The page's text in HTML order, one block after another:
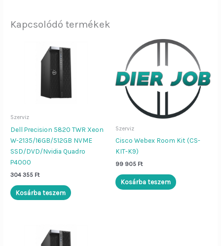
Kapcsolódó termékek
Szerviz
Dell Precision 5820 TWR Xeon
W-2135/16GB/512GB NVME
SSD/DVD/Nvidia Quadro
P4000
304 355 Ft
Kosárba teszem
Szerviz
Cisco Webex Room Kit (CS-
KIT-K9)
99 905 Ft
Kosárba teszem